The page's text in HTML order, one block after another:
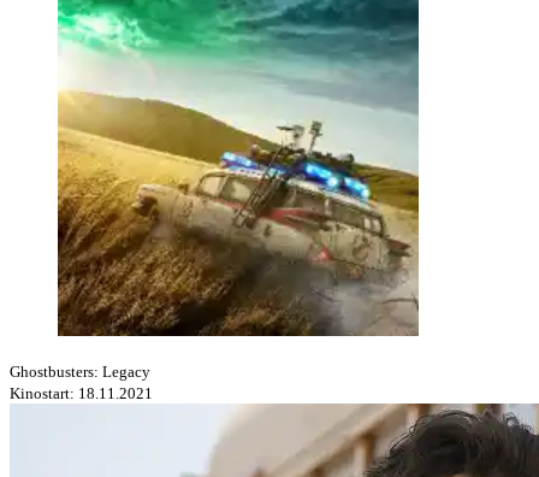
Ghostbusters: Legacy
Kinostart: 18.11.2021